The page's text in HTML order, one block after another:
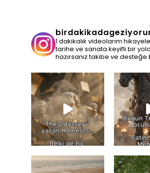
1 dakikalık videolarım
tarihe ve sanata keyifli bir
hazırsanız takibe ve desteğe